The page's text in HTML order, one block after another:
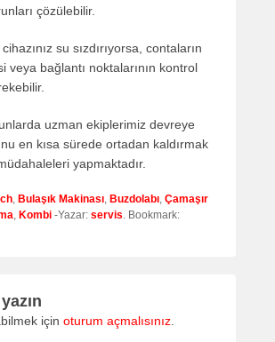
çözülebilir.
su sızdırıyorsa, contaların
veya bağlantı noktalarının kontrol
uzman ekiplerimiz devreye
en kısa sürede ortadan kaldırmak
yapmaktadır.
, Bulaşık Makinası, Buzdolabı, Çamaşır
, Kombi -Yazar: servis. Bookmark:
için oturum açmalısınız.